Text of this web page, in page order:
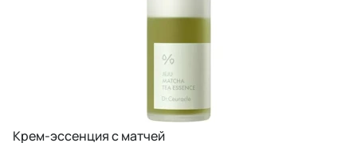
Крем-эссенция с матчей